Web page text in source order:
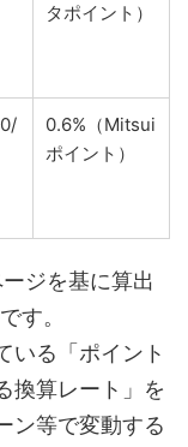
タポイント）
0.6%（Mitsui
ポイント）
ジを基に算出
す。
いる「ポイント
換算レート」を
ン等で変動する